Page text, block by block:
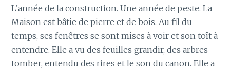
L’année de la construction. Une année de peste. La
Maison est bâtie de pierre et de bois. Au fil du
temps, ses fenêtres se sont mises à voir et son toît à
entendre. Elle a vu des feuilles grandir, des arbres
tomber, entendu des rires et le son du canon. Elle a